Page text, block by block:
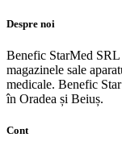
Despre noi
Benefic StarMed SRL
magazinele sale
medicale. Benefic
în Oradea și Beiuș.
Cont